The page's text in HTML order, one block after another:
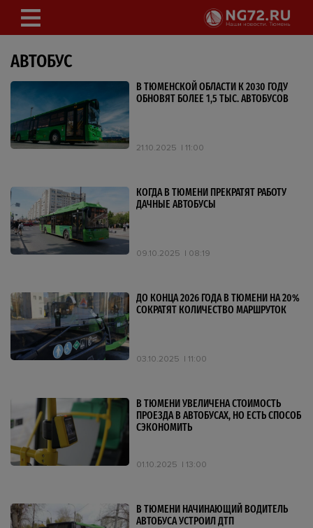
АВТОБУС
В ТЮМЕНСКОЙ ОБЛАСТИ К 2030 ГОДУ
ОБНОВЯТ БОЛЕЕ 1,5 ТЫС. АВТОБУСОВ
21.10.2025 11:00
КОГДА В ТЮМЕНИ ПРЕКРАТЯТ РАБОТУ
ДАЧНЫЕ АВТОБУСЫ
09.10.2025 08:19
ДО КОНЦА 2026 ГОДА В ТЮМЕНИ НА 20%
СОКРАТЯТ КОЛИЧЕСТВО МАРШРУТОК
03.10.2025 11:00
В ТЮМЕНИ УВЕЛИЧЕНА СТОИМОСТЬ
ПРОЕЗДА В АВТОБУСАХ, НО ЕСТЬ СПОСОБ
СЭКОНОМИТЬ
01.10.2025 13:00
В ТЮМЕНИ НАЧИНАЮЩИЙ ВОДИТЕЛЬ
АВТОБУСА УСТРОИЛ ДТП